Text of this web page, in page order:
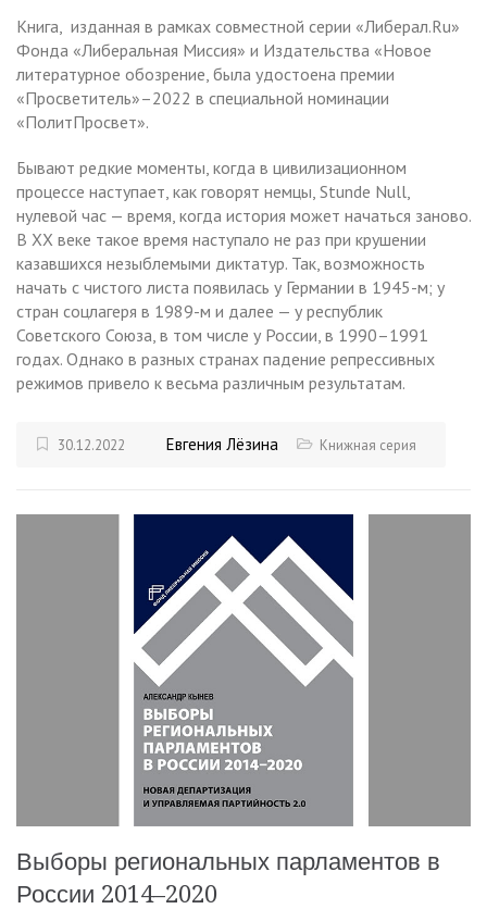
Книга, изданная в рамках совместной серии «Либерал.Ru»
Фонда «Либеральная Миссия» и Издательства «Новое
литературное обозрение, была удостоена премии
«Просветитель»–2022 в специальной номинации
«ПолитПросвет».
Бывают редкие моменты, когда в цивилизационном
процессе наступает, как говорят немцы, Stunde Null,
нулевой час — время, когда история может начаться заново.
В ХХ веке такое время наступало не раз при крушении
казавшихся незыблемыми диктатур. Так, возможность
начать с чистого листа появилась у Германии в 1945-м; у
стран соцлагеря в 1989-м и далее — у республик
Советского Союза, в том числе у России, в 1990–1991
годах. Однако в разных странах падение репрессивных
режимов привело к весьма различным результатам.
30.12.2022 Евгения Лёзина Книжная серия
Выборы региональных парламентов в
России 2014–2020